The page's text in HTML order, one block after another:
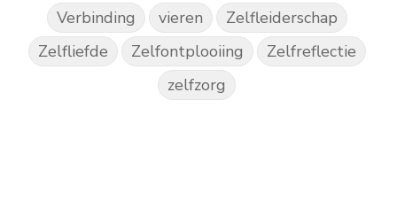
Verbinding
vieren
Zelfleiderschap
Zelfliefde
Zelfontplooiing
Zelfreflectie
zelfzorg